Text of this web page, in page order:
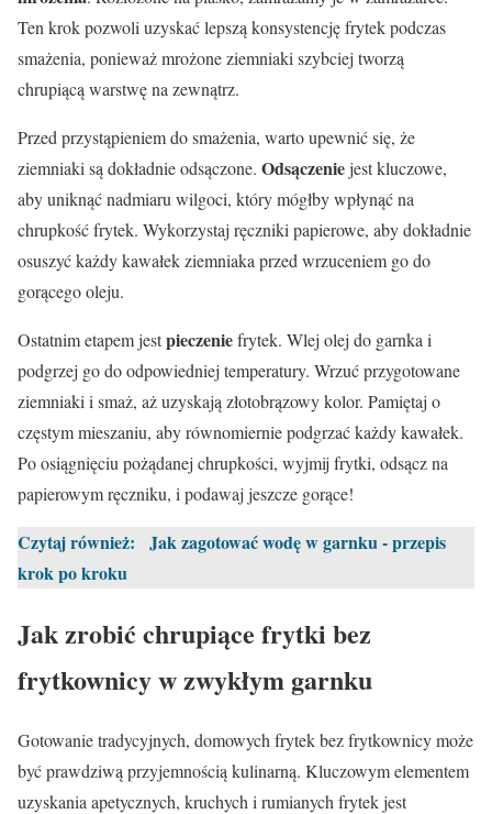
Ten krok pozwoli uzyskać lepszą konsystencję frytek podczas
smażenia, ponieważ mrożone ziemniaki szybciej tworzą
chrupiącą warstwę na zewnątrz.
Przed przystąpieniem do smażenia, warto upewnić się, że
ziemniaki są dokładnie odsączone. Odsączeniejest kluczowe,
aby uniknąć nadmiaru wilgoci, który mógłby wpłynąć na
chrupkość frytek. Wykorzystaj ręczniki papierowe, aby dokładnie
osuszyć każdy kawałek ziemniaka przed wrzuceniem go do
gorącego oleju.
Ostatnim etapem jestpieczeniefrytek. Wlej olej do garnka i
podgrzej go do odpowiedniej temperatury. Wrzuć przygotowane
ziemniaki i smaż, aż uzyskają złotobrązowy kolor. Pamiętaj o
częstym mieszaniu, aby równomiernie podgrzać każdy kawałek.
Po osiągnięciu pożądanej chrupkości, wyjmij frytki, odsącz na
papierowym ręczniku, i podawaj jeszcze gorące!
Czytaj również:
Jak zagotować wodę w garnku - przepis
krok po kroku
Jak zrobić chrupiące frytki bez
frytkownicy w zwykłym garnku
Gotowanie tradycyjnych, domowych frytek bez frytkownicy może
być prawdziwą przyjemnością kulinarną. Kluczowym elementem
uzyskania apetycznych, kruchych i rumianych frytek jest